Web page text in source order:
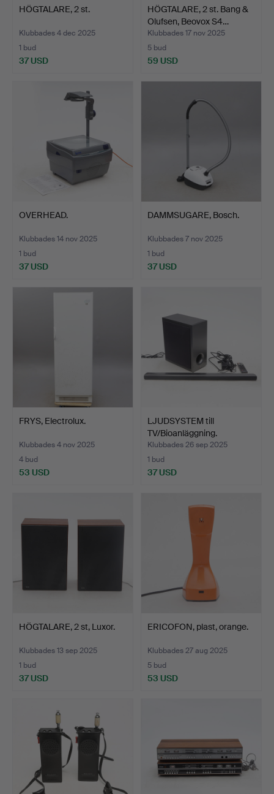
HÖGTALARE, 2 st.
Klubbades 4 dec 2025
1 bud
37 USD
HÖGTALARE, 2 st. Bang &
Olufsen, Beovox S4…
Klubbades 17 nov 2025
5 bud
59 USD
OVERHEAD.
Klubbades 14 nov 2025
1 bud
37 USD
DAMMSUGARE, Bosch.
Klubbades 7 nov 2025
1 bud
37 USD
FRYS, Electrolux.
Klubbades 4 nov 2025
4 bud
53 USD
LJUDSYSTEM till
TV/Bioanläggning.
Klubbades 26 sep 2025
1 bud
37 USD
HÖGTALARE, 2 st, Luxor.
Klubbades 13 sep 2025
1 bud
37 USD
ERICOFON, plast, orange.
Klubbades 27 aug 2025
5 bud
53 USD